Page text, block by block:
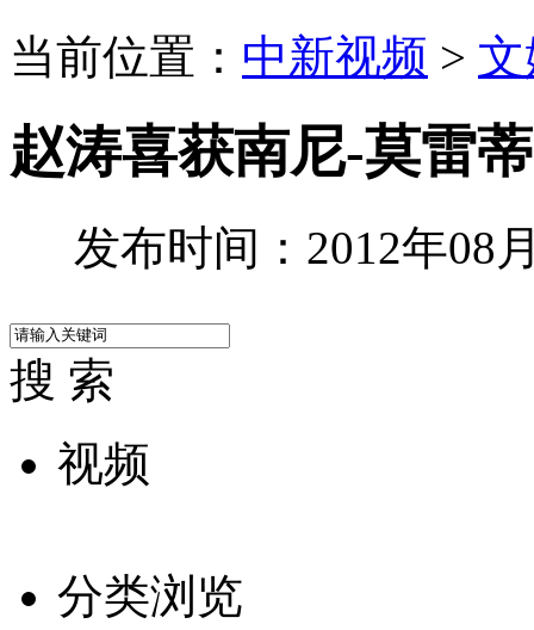
当前位置： 中新视频 >
赵涛喜获南尼-莫雷
发布时间：2012年08
搜 索
视频
分类浏览